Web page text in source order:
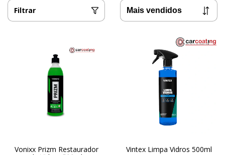
Filtrar
Vonixx Prizm Restaurador
Vintex Limpa Vidros 500ml